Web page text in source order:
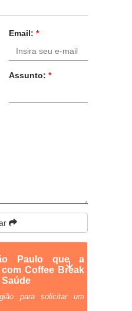
Email: *
Assunto: *
Paulo que a
Coffee Break
Saúde
para solicitar um